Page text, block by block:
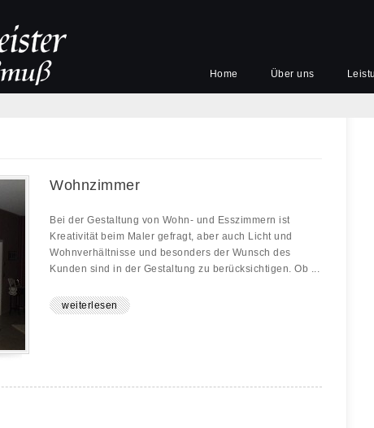
Home Über uns
Wohnzimmer
Bei der Gestaltung von Wohn- und Esszimmern ist
Kreativität beim Maler gefragt, aber auch Licht und
Wohnverhältnisse und besonders der Wunsch des
Kunden sind in der Gestaltung zu berücksichtigen. Ob ...
weiterlesen